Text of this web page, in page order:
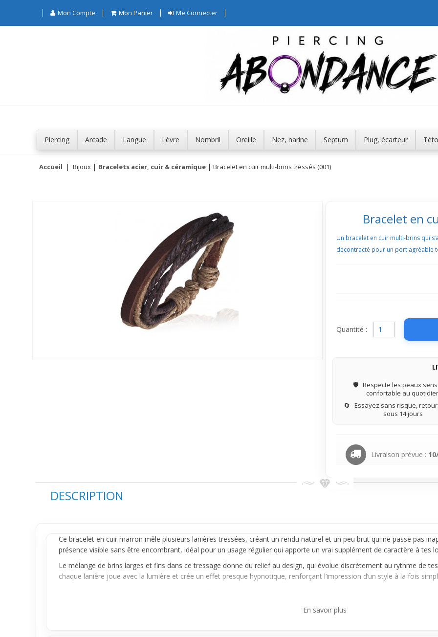
Mon Compte Mon Panier Me Connecter
Piercing Arcade Langue Lèvre Nombril Oreille Nez, narine Septum Plug, écarteur
Accueil Bijoux Bracelets acier, cuir & céramique Bracelet en cuir multi-brins tressés (001)
Bracelet en
Un bracelet en cuir multi-brins qui
décontracté pour un port agréable
Quantité :
🛡️ Respecte les peaux
confortable au
🔄 Essayez sans risque,
sous 14 jours
Livraison prévue :
DESCRIPTION
Ce braceleten cuir marron mêle plusieurs lanières tressées, créant un rendu naturel et un peu brut qui ne passe pas
présence visible sans être encombrant, idéal pour un usage régulier qui apporte un vrai supplément de caractère à tes
Le mélange de brins larges et fins dans ce tressage donne du relief au design, qui évolue discrètement au rythme de
chaque lanière joue avec la lumière et crée un effet presque hypnotique, renforçant l’impression d’un style à la fois
journées, il devient vite un compagnon naturel de ton style de vie urbain et dynamique.
En savoir plus